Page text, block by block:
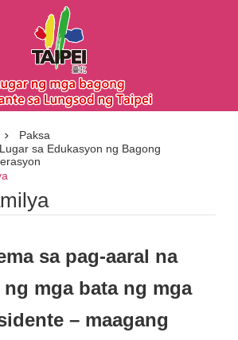
bloke ng nilalaman
Paksa
sa Edukasyon ng Bagong
sa pag-aaral na
mga bata ng mga
– maagang